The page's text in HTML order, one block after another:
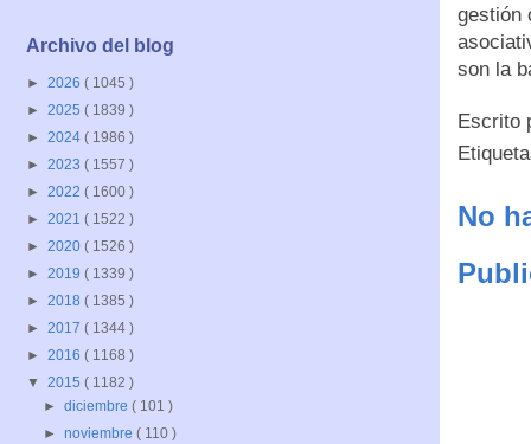
gestión
son la
Escrito
No
Archivo del blog
► 2026 ( 1045 )
► 2025 ( 1839 )
► 2024 ( 1986 )
► 2023 ( 1557 )
► 2022 ( 1600 )
► 2021 ( 1522 )
► 2020 ( 1526 )
► 2019 ( 1339 )
► 2018 ( 1385 )
► 2017 ( 1344 )
► 2016 ( 1168 )
▼ 2015 ( 1182 )
►diciembre( 101 )
►noviembre( 110 )